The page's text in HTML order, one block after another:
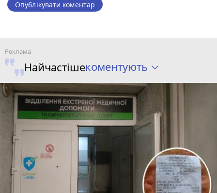
Опублікувати коментар
Найчастішекоментують